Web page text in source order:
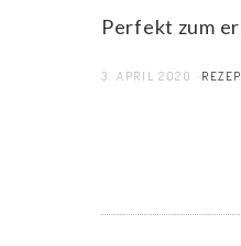
Perfekt zum
3. APRIL 2020